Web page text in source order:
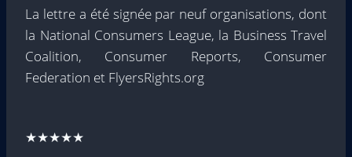
La lettre a été signée par neuf organisations, dont
la National Consumers League, la Business Travel
Coalition, Consumer Reports, Consumer
Federation et FlyersRights.org
★★★★★